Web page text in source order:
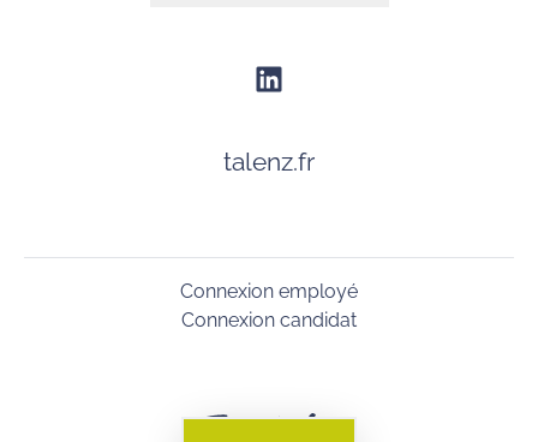
talenz.fr
Connexion employé
Connexion candidat